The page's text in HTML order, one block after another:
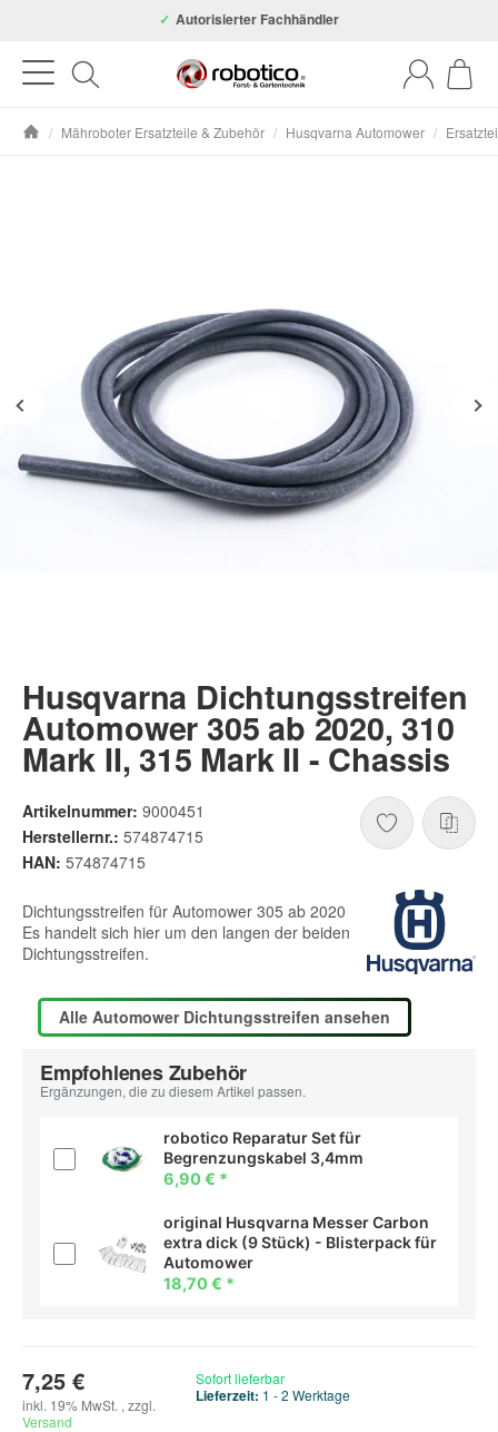
Autorisierter Fachhändler
/ Mähroboter Ersatzteile & Zubehör / Husqvarna Automower /
Husqvarna Dichtungsstreifen
Automower 305 ab 2020, 310
Mark II, 315 Mark II - Chassis
Artikelnummer: 9000451
Herstellernr.: 574874715
HAN: 574874715
Dichtungsstreifen für Automower 305 ab 2020
Es handelt sich hier um den langen der beiden
Dichtungsstreifen.
Alle Automower Dichtungsstreifen ansehen
Empfohlenes Zubehör
Ergänzungen, die zu diesem Artikel passen.
robotico Reparatur Set für
Begrenzungskabel 3,4mm
6,90 € *
original Husqvarna Messer Carbon
extra dick (9 Stück) - Blisterpack für
Automower
18,70 € *
7,25 €
inkl. 19% MwSt. , zzgl.
Versand
Sofort lieferbar
Lieferzeit: 1 - 2 Werktage